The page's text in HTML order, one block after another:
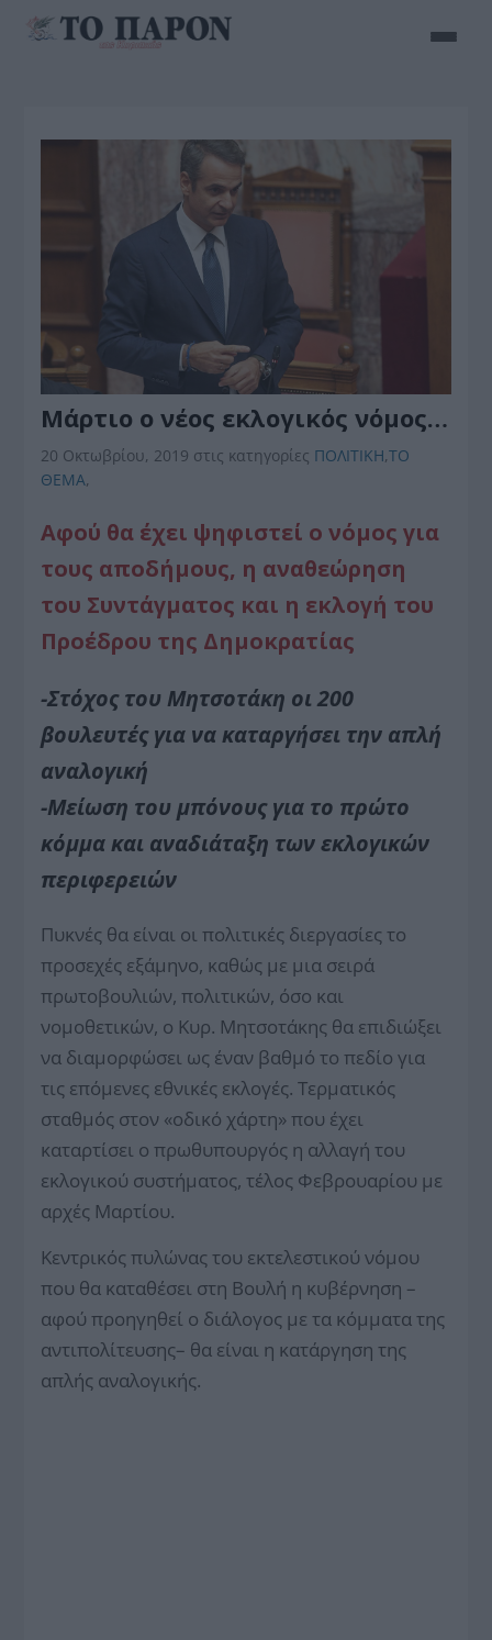
Μάρτιο ο νέος εκλογικός νόμος…
20 Οκτωβρίου, 2019 στις κατηγορίες ΠΟΛΙΤΙΚΗ,ΤΟ
ΘΕΜΑ,
Αφού θα έχει ψηφιστεί ο νόμος για
τους αποδήμους, η αναθεώρηση
του Συντάγματος και η εκλογή του
Προέδρου της Δημοκρατίας
-Στόχος του Μητσοτάκη οι 200
βουλευτές για να καταργήσει την απλή
αναλογική
-Μείωση του μπόνους για το πρώτο
κόμμα και αναδιάταξη των εκλογικών
περιφερειών
Πυκνές θα είναι οι πολιτικές διεργασίες το
προσεχές εξάμηνο, καθώς με μια σειρά
πρωτοβουλιών, πολιτικών, όσο και
νομοθετικών, ο Κυρ. Μητσοτάκης θα επιδιώξει
να διαμορφώσει ως έναν βαθμό το πεδίο για
τις επόμενες εθνικές εκλογές. Τερματικός
σταθμός στον «οδικό χάρτη» που έχει
καταρτίσει ο πρωθυπουργός η αλλαγή του
εκλογικού συστήματος, τέλος Φεβρουαρίου με
αρχές Μαρτίου.
Κεντρικός πυλώνας του εκτελεστικού νόμου
που θα καταθέσει στη Βουλή η κυβέρνηση –
αφού προηγηθεί ο διάλογος με τα κόμματα της
αντιπολίτευσης– θα είναι η κατάργηση της
απλής αναλογικής.